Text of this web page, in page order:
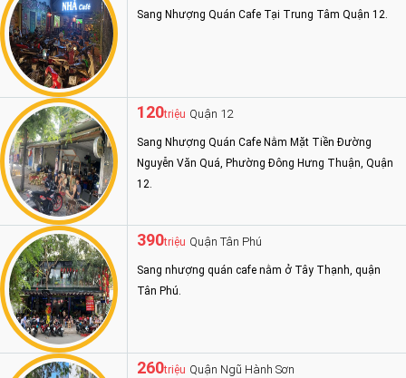
Sang Nhượng Quán Cafe Tại Trung Tâm Quận 12.
120triệu Quận 12
Sang Nhượng Quán Cafe Nằm Mặt Tiền Đường
Nguyễn Văn Quá, Phường Đông Hưng Thuận, Quận
12.
390triệu Quận Tân Phú
Sang nhượng quán cafe nằm ở Tây Thạnh, quận
Tân Phú.
260triệu Quận Ngũ Hành Sơn